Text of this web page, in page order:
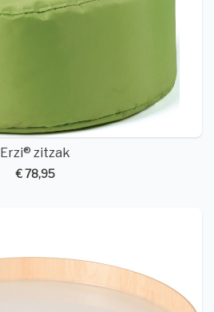
Erzi® zitzak
€ 78,95